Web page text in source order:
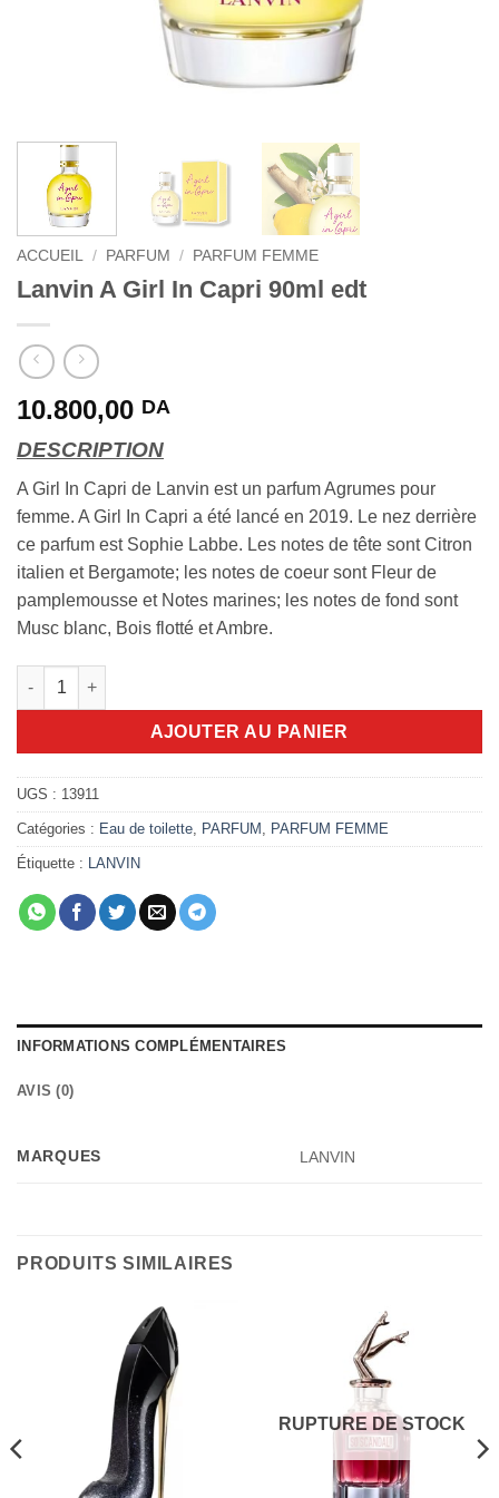
ACCUEIL / PARFUM / PARFUM FEMME
Lanvin A Girl In Capri 90ml edt
10.800,00 DA
DESCRIPTION
A Girl In Capri de Lanvin est un parfum Agrumes pour
femme. A Girl In Capri a été lancé en 2019. Le nez derrière
ce parfum est Sophie Labbe. Les notes de tête sont Citron
italien et Bergamote; les notes de coeur sont Fleur de
pamplemousse et Notes marines; les notes de fond sont
Musc blanc, Bois flotté et Ambre.
quantité de Lanvin A Girl In Capri 90ml edt
AJOUTER AU PANIER
UGS : 13911
Catégories : Eau de toilette PARFUM PARFUM FEMME
Étiquette : LANVIN
INFORMATIONS COMPLÉMENTAIRES
AVIS (0)
MARQUES LANVIN
PRODUITS SIMILAIRES
RUPTURE DE STOCK